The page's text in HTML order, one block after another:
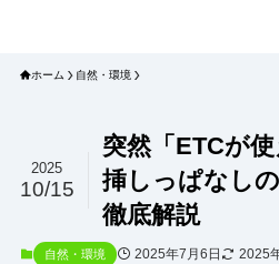
ホーム 自然・環境
突然「ETCが
挿しっぱなし
徹底解説
2025
10/15
自然・環境 2025年7月6日 2025